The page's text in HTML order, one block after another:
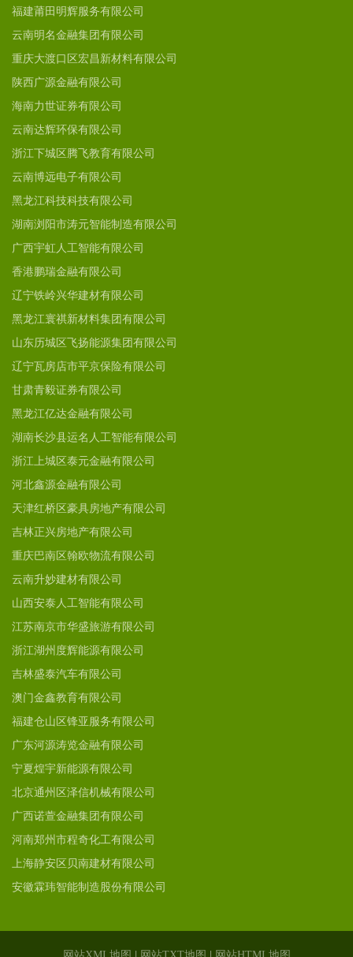
福建莆田明辉服务有限公司
云南明名金融集团有限公司
重庆大渡口区宏昌新材料有限公司
陕西广源金融有限公司
海南力世证券有限公司
云南达辉环保有限公司
浙江下城区腾飞教育有限公司
云南博远电子有限公司
黑龙江科技科技有限公司
湖南浏阳市涛元智能制造有限公司
广西宇虹人工智能有限公司
香港鹏瑞金融有限公司
辽宁铁岭兴华建材有限公司
黑龙江寰祺新材料集团有限公司
山东历城区飞扬能源集团有限公司
辽宁瓦房店市平京保险有限公司
甘肃青毅证券有限公司
黑龙江亿达金融有限公司
湖南长沙县运名人工智能有限公司
浙江上城区泰元金融有限公司
河北鑫源金融有限公司
天津红桥区豪具房地产有限公司
吉林正兴房地产有限公司
重庆巴南区翰欧物流有限公司
云南升妙建材有限公司
山西安泰人工智能有限公司
江苏南京市华盛旅游有限公司
浙江湖州度辉能源有限公司
吉林盛泰汽车有限公司
澳门金鑫教育有限公司
福建仓山区锋亚服务有限公司
广东河源涛览金融有限公司
宁夏煌宇新能源有限公司
北京通州区泽信机械有限公司
广西诺萱金融集团有限公司
河南郑州市程奇化工有限公司
上海静安区贝南建材有限公司
安徽霖玮智能制造股份有限公司